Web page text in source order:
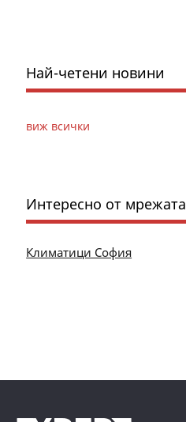
Най-четени новини
виж всички
Интересно от мрежата
Климатици София